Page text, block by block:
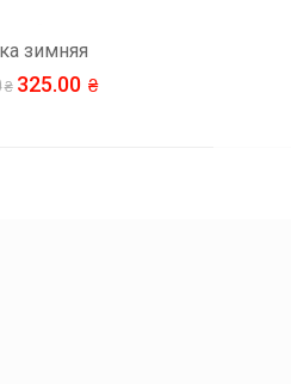
Детская шапка
380.00 228.00